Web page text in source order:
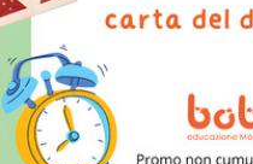
Sappiamo che siete
e forse soprattutto all’
gli altri paesi si
notate differenze anche
un paese e l’altro?